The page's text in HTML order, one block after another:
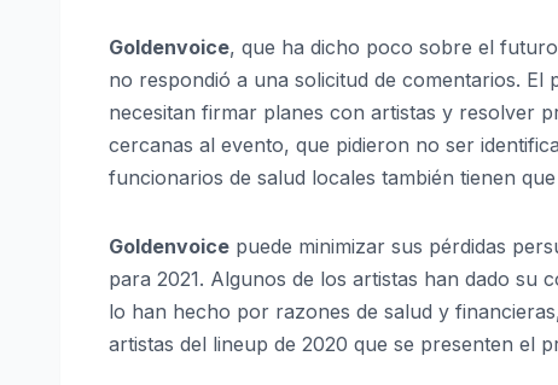
Goldenvoice, que ha dicho poco sobre el
no respondió a una solicitud de comentarios. El
necesitan firmar planes con artistas y resolver
cercanas al evento, que pidieron no ser
funcionarios de salud locales también tienen
Goldenvoice puede minimizar sus pérdidas
para 2021. Algunos de los artistas han dado
lo han hecho por razones de salud y
artistas del lineup de 2020 que se presenten el